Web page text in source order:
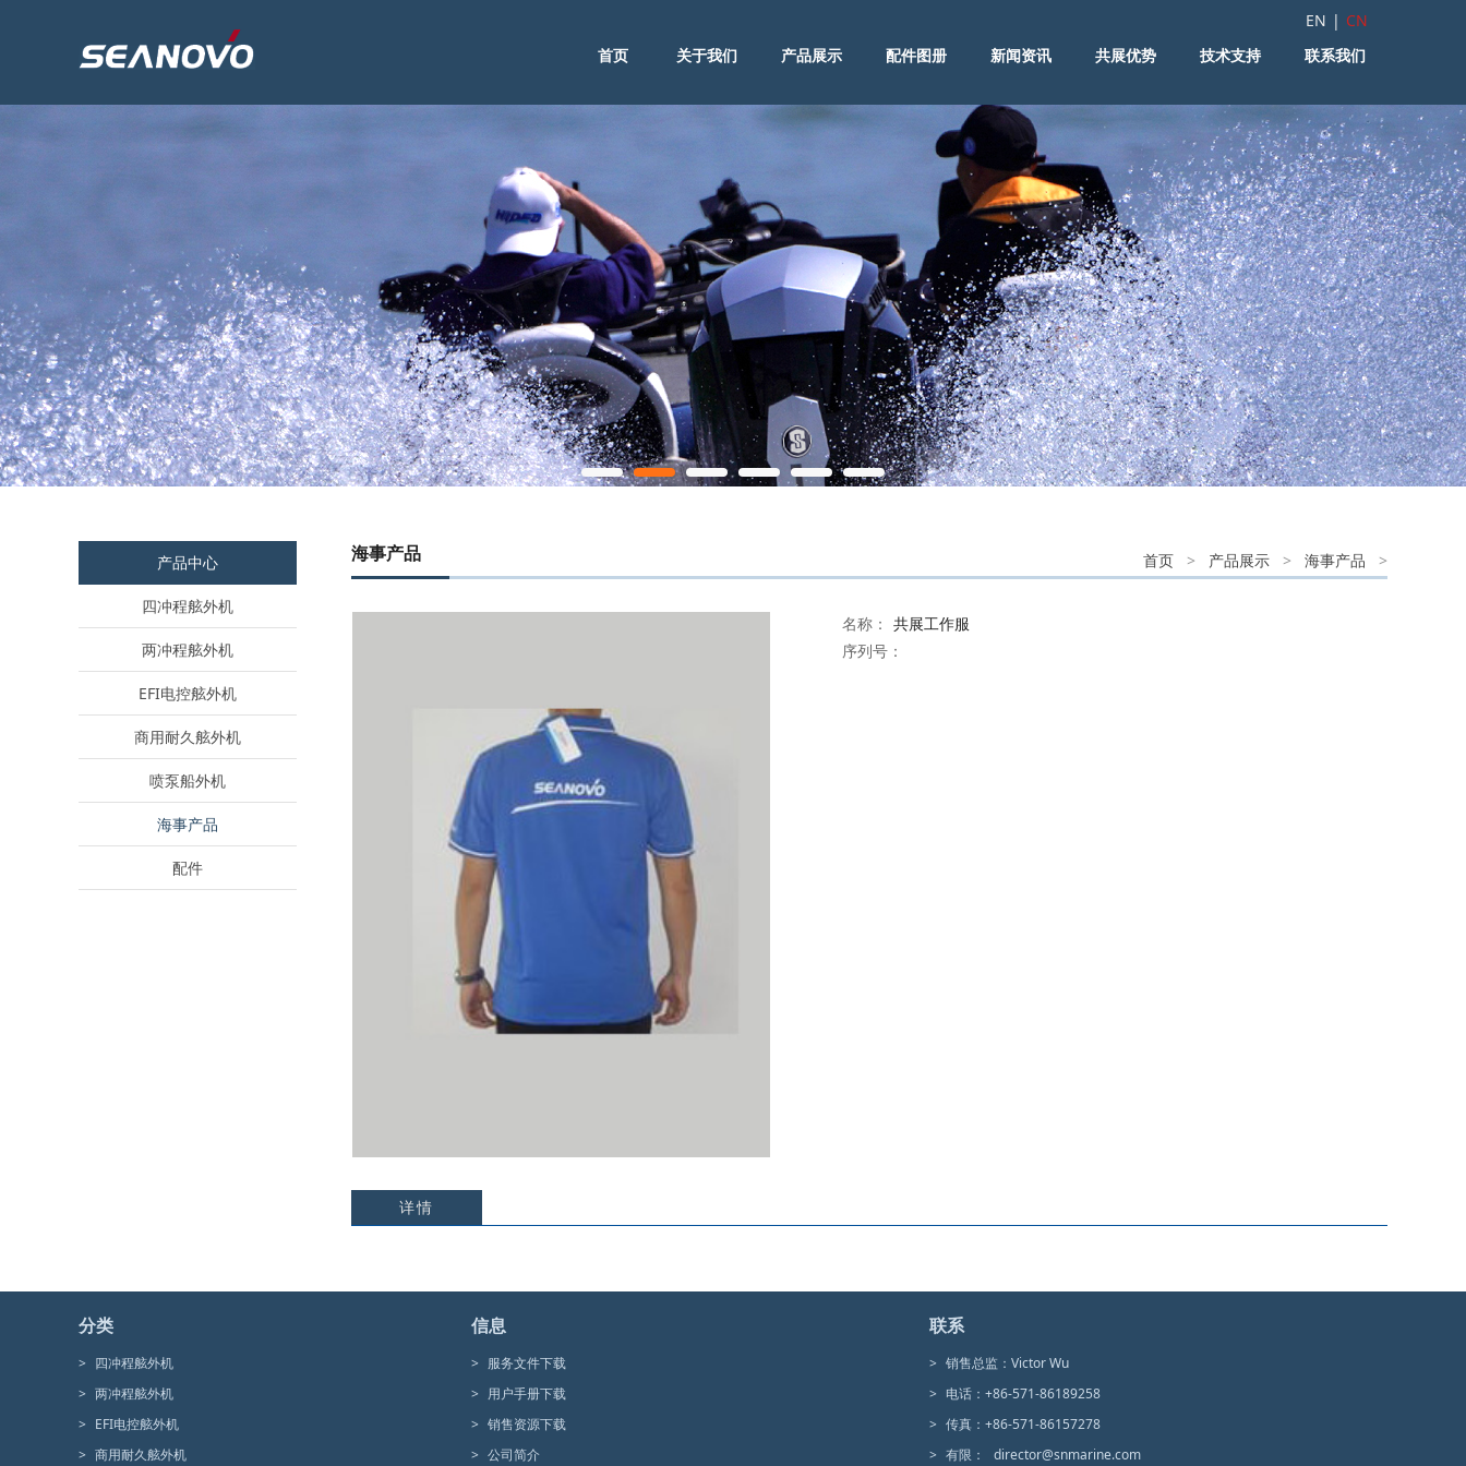
EN | CN
首页
关于我们 产品展示 配件图册 新闻资讯 共展优势 技术支持 联系我们
产品中心
四冲程舷外机
两冲程舷外机
EFI电控舷外机
商用耐久舷外机
喷泵船外机
海事产品
配件
海事产品 首页 > 产品展示 > 海事产品 >
名称： 共展工作服
序列号：
详情
分类
> 四冲程舷外机
> 两冲程舷外机
> EFI电控舷外机
> 商用耐久舷外机
信息
> 服务文件下载
> 用户手册下载
> 销售资源下载
> 公司简介
联系
> 销售总监： Victor Wu
> 电话： +86-571-86189258
> 传真： +86-571-86157278
> 有限： director@snmarine.com